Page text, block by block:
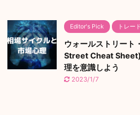
Editor's Pick トレー
ウォールストリート
Street Cheat
理を意識しよう
2023/1/7